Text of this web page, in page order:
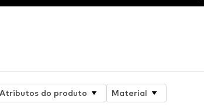
Atributos do produto Material